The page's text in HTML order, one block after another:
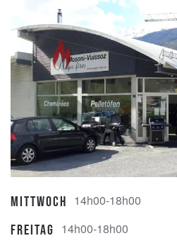
Mittwoch 14h00-18h00
Freitag 14h00-18h00